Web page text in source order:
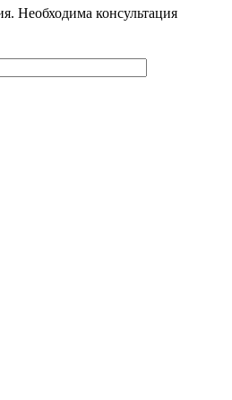
Необходима консультация